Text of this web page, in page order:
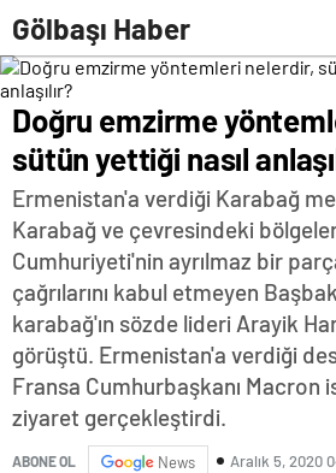
Gölbaşı Haber
Doğru emzirme
sütün yettiği nasıl
Ermenistan'a verdiği Karabağ
Karabağ ve çevresindeki
Cumhuriyeti'nin ayrılmaz bir
çağrılarını kabul etmeyen
karabağ'ın sözde lideri Arayik
görüştü. Ermenistan'a verdiği
Fransa Cumhurbaşkanı Macron
ziyaret gerçekleştirdi.
ABONE OL News Aralık 5, 2020